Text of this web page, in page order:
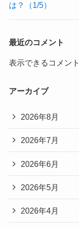
は？（1/5）
最近のコメント
表示できるコメン
アーカイブ
2026年8月
2026年7月
2026年6月
2026年5月
2026年4月